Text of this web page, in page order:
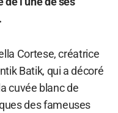
Cortese, créatrice
Batik, qui a décoré
cuvée blanc de
des fameuses